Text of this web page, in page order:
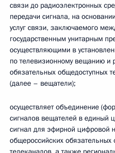
связи до радиоэлектронных
передачи сигнала, на
услуг связи, заключаемого
государственным унитарным
осуществляющими в
по телевизионному вещанию и
обязательных общедоступных
(далее – вещатели);
осуществляет объединение
сигналов вещателей в единый
сигнал для эфирной цифровой
общероссийских обязательных